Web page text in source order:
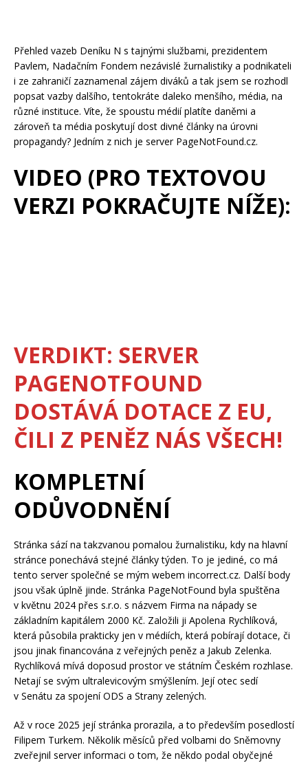
Přehled vazeb Deníku N s tajnými službami, prezidentem
Pavlem, Nadačním Fondem nezávislé žurnalistiky a podnikateli
i ze zahraničí zaznamenal zájem diváků a tak jsem se rozhodl
popsat vazby dalšího, tentokráte daleko menšího, média, na
různé instituce. Víte, že spoustu médií platíte daněmi a
zároveň ta média poskytují dost divné články na úrovni
propagandy? Jedním z nich je server PageNotFound.cz.
VIDEO (PRO TEXTOVOU
VERZI POKRAČUJTE NÍŽE):
VERDIKT: SERVER
PAGENOTFOUND
DOSTÁVÁ DOTACE Z EU,
ČILI Z PENĚZ NÁS VŠECH!
KOMPLETNÍ
ODŮVODNĚNÍ
Stránka sází na takzvanou pomalou žurnalistiku, kdy na hlavní
stránce ponechává stejné články týden. To je jediné, co má
tento server společné se mým webem incorrect.cz. Další body
jsou však úplně jinde. Stránka PageNotFound byla spuštěna
v květnu 2024 přes s.r.o. s názvem Firma na nápady se
základním kapitálem 2000 Kč. Založili ji Apolena Rychlíková,
která působila prakticky jen v médiích, která pobírají dotace, či
jsou jinak financována z veřejných peněz a Jakub Zelenka.
Rychlíková mívá doposud prostor ve státním Českém rozhlase.
Netají se svým ultralevicovým smýšlením. Její otec sedí
v Senátu za spojení ODS a Strany zelených.
Až v roce 2025 její stránka prorazila, a to především posedlostí
Filipem Turkem. Několik měsíců před volbami do Sněmovny
zveřejnil server informaci o tom, že někdo podal obyčejné